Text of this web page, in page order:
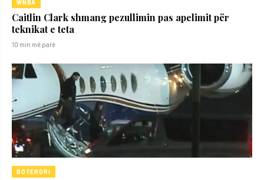
WNBA
Caitlin Clark shmang pezullimin pas apelimit për
teknikat e teta
10 min më parë
BOTERORI